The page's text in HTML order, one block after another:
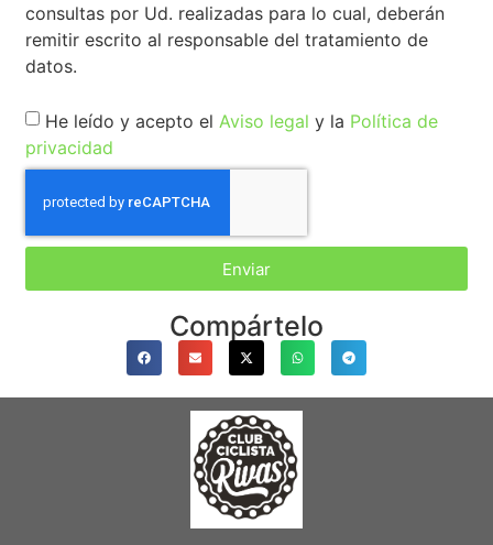
consultas por Ud. realizadas para lo cual, deberán
remitir escrito al responsable del tratamiento de
datos.
He leído y acepto el Aviso legal y la Política de
privacidad
Enviar
Compártelo